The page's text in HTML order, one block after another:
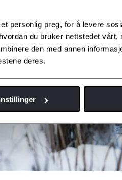
personlig preg, for å levere
du bruker nettstedet vårt,
den med annen
deres.